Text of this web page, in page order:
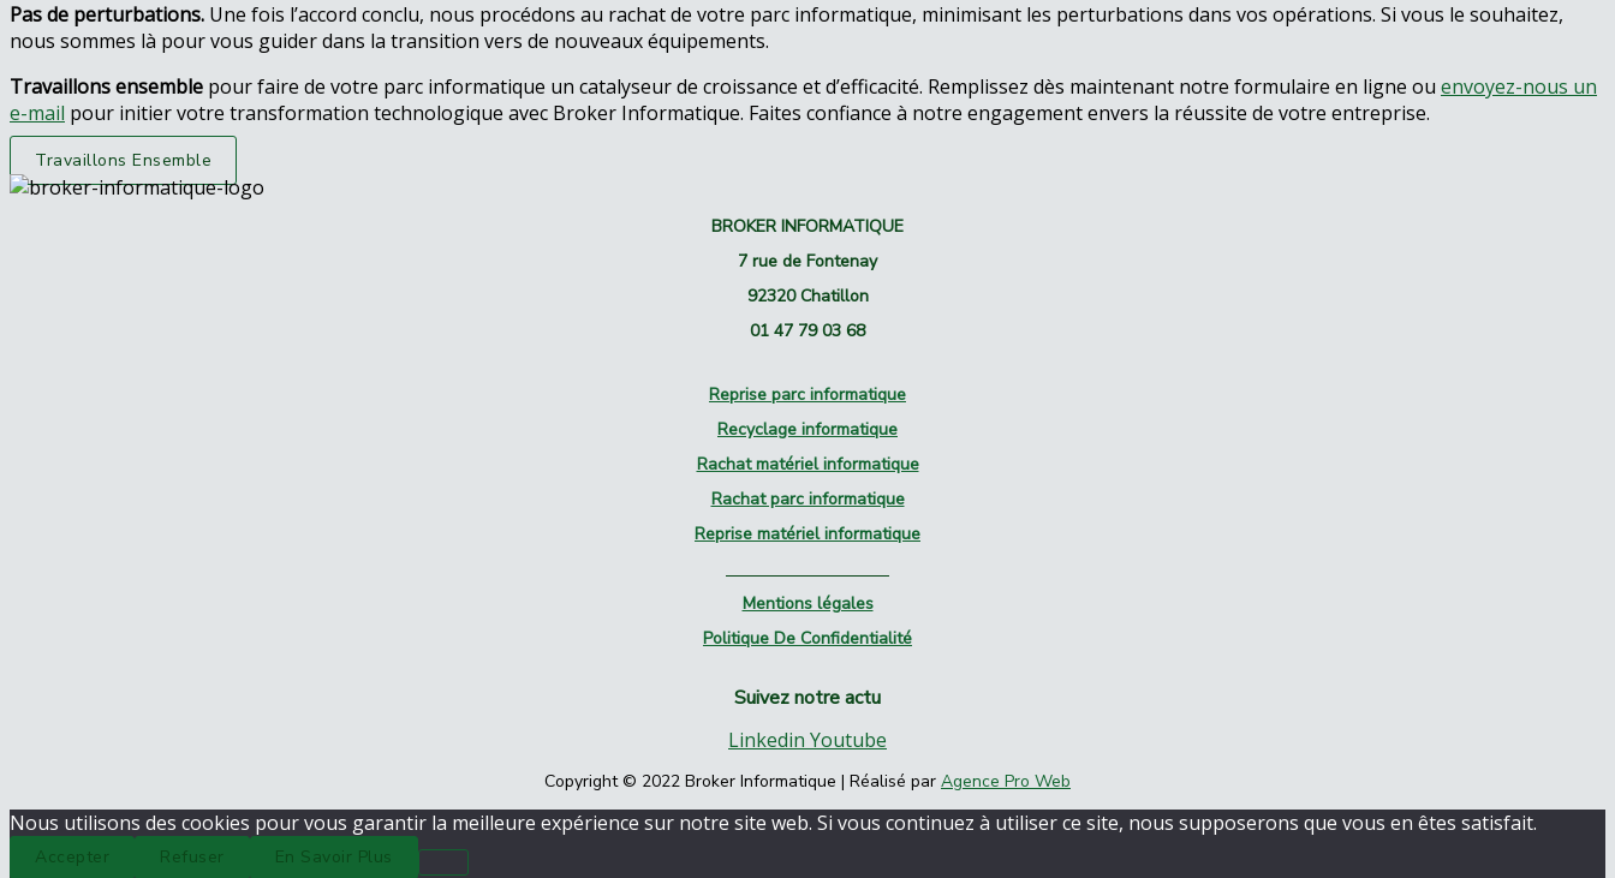
Pas de perturbations. Une fois l’accord conclu, nous procédons au rachat de votre parc informatique, minimisant les perturbations dans vos opérations. Si vous le souhaitez,
nous sommes là pour vous guider dans la transition vers de nouveaux équipements.
Travaillons ensemble pour faire de votre parc informatique un catalyseur de croissance et d’efficacité. Remplissez dès maintenant notre formulaire en ligne ou envoyez-nous un
e-mail pour initier votre transformation technologique avec Broker Informatique. Faites confiance à notre engagement envers la réussite de votre entreprise.
Travaillons Ensemble
BROKER INFORMATIQUE
7 rue de Fontenay
92320 Chatillon
01 47 79 03 68
Reprise parc informatique
Recyclage informatique
Rachat matériel informatique
Rachat parc informatique
Reprise matériel informatique
Mentions légales
Politique De Confidentialité
Suivez notre actu
Linkedin Youtube
Copyright © 2022 Broker Informatique | Réalisé par Agence Pro Web
Nous utilisons des cookies pour vous garantir la meilleure expérience sur notre site web. Si vous continuez à utiliser ce site, nous supposerons que vous en êtes satisfait.
Accepter Refuser En Savoir Plus